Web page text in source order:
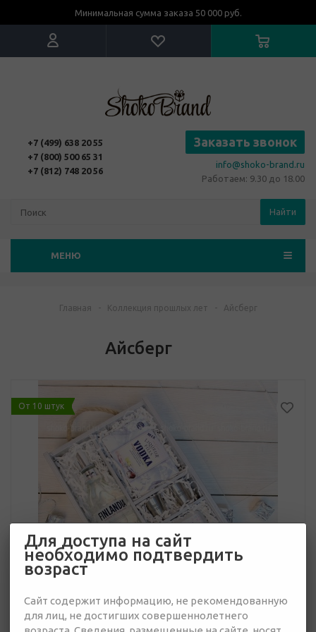
Минимальная сумма заказа 50 000 руб.
+7 (499) 638 20 55
+7 (800) 500 65 31
+7 (812) 748 20 56
Заказать звонок
info@shoko-brand.ru
Работаем: 9.30 до 18.00
Найти
МЕНЮ
Главная - Коллекция прошлых лет - Айсберг
Айсберг
От 10 штук
Для доступа на сайт
необходимо подтвердить
возраст
Сайт содержит информацию, не рекомендованную
для лиц, не достигших совершеннолетнего